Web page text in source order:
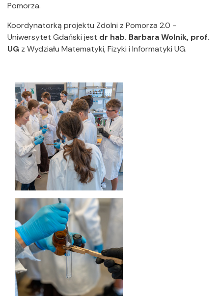
Pomorza.
Koordynatorką projektu Zdolni z Pomorza 2.0 -
Uniwersytet Gdański jest dr hab. Barbara Wolnik, prof.
UG z Wydziału Matematyki, Fizyki i Informatyki UG.